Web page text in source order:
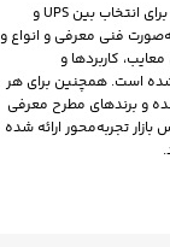
این مقاله یک راهنمای تخصصی و جامع برای انتخاب بین UPS و
فنی معرفی و انواع و
کاربردها و
است. همچنین برای هر
و برندهای مطرح معرفی
تجربه‌محور ارائه شده